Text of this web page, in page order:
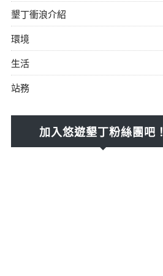
墾丁衝浪介紹
環境
生活
站務
加入悠遊墾丁粉絲團吧！